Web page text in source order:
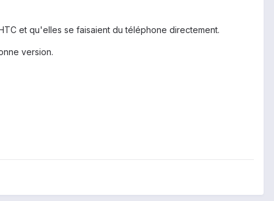
et qu'elles se faisaient du téléphone directement.
version.